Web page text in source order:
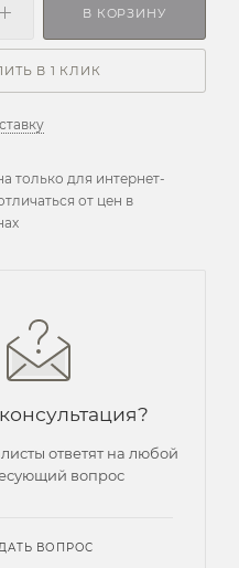
В КОРЗИНУ
В 1 КЛИК
только для интернет-
от цен в
ответят на любой
вопрос
ВОПРОС